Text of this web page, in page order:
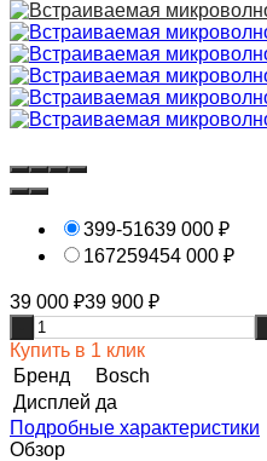
399-51639 000 ₽
167259454 000 ₽
39 000 ₽39 900 ₽
Купить в 1 клик
Бренд
Bosch
Дисплей да
Подробные характеристики
Обзор